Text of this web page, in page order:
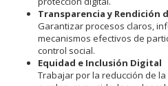
Transparencia y Rendición
Garantizar procesos claros,
mecanismos efectivos de
control social.
Equidad e Inclusión Digital
Trabajar por la reducción de